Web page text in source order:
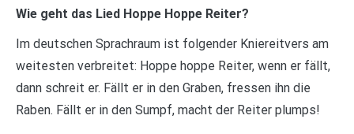
Wie geht das Lied Hoppe Hoppe Reiter?
Im deutschen Sprachraum ist folgender Kniereitvers am
weitesten verbreitet: Hoppe hoppe Reiter, wenn er fällt,
dann schreit er. Fällt er in den Graben, fressen ihn die
Raben. Fällt er in den Sumpf, macht der Reiter plumps!